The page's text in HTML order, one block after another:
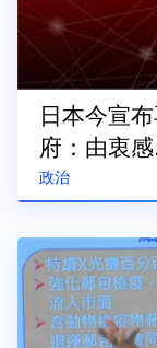
政治
日本今宣
府：由衷